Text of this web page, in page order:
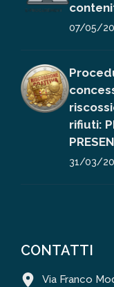
07/05/
rifiuti:
31/03/
CONTATTI
Via Franco